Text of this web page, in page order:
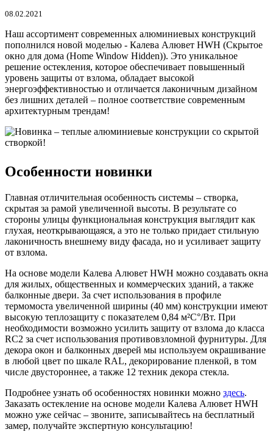
08.02.2021
Наш ассортимент современных алюминиевых конструкций
пополнился новой моделью - Калева Алювет HWH (Скрытое
окно для дома (Home Window Hidden)). Это уникальное
решение остекления, которое обеспечивает повышенный
уровень защиты от взлома, обладает высокой
энергоэффективностью и отличается лаконичным дизайном
без лишних деталей – полное соответствие современным
архитектурным трендам!
Особенности новинки
Главная отличительная особенность системы – створка,
скрытая за рамой увеличенной высоты. В результате со
стороны улицы функциональная конструкция выглядит как
глухая, неоткрывающаяся, а это не только придает стильную
лаконичность внешнему виду фасада, но и усиливает защиту
от взлома.
На основе модели Калева Алювет HWH можно создавать окна
для жилых, общественных и коммерческих зданий, а также
балконные двери. За счет использования в профиле
термомоста увеличенной ширины (40 мм) конструкции имеют
высокую теплозащиту с показателем 0,84 м²С°/Вт. При
необходимости возможно усилить защиту от взлома до класса
RC2 за счет использования противовзломной фурнитуры. Для
декора окон и балконных дверей мы используем окрашивание
в любой цвет по шкале RAL, декорирование пленкой, в том
числе двустороннее, а также 12 техник декора стекла.
Подробнее узнать об особенностях новинки можно здесь.
Заказать остекление на основе модели Калева Алювет HWH
можно уже сейчас – звоните, записывайтесь на бесплатный
замер, получайте экспертную консультацию!